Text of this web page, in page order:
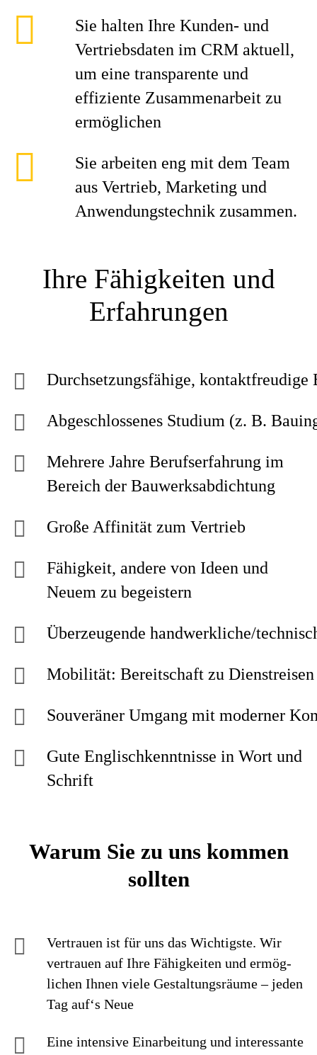
Sie halten Ihre Kunden- und
Vertriebsdaten im CRM aktuell,
um eine transparente und
effiziente Zusammenarbeit zu
ermöglichen
Sie arbeiten eng mit dem Team
aus Vertrieb, Marketing und
Anwendungstechnik zusammen.
Ihre Fähigkeiten und
Erfahrungen
Durchsetzungsfähige, kontaktfreudige
Abgeschlossenes Studium (z. B.
Mehrere Jahre Berufserfahrung im
Bereich der Bauwerksabdichtung
Große Affinität zum Vertrieb
Fähigkeit, andere von Ideen und
Neuem zu begeistern
Überzeugende handwerkliche/
Mobilität: Bereitschaft zu Dienstreisen
Souveräner Umgang mit moderner
Gute Englischkenntnisse in Wort und
Schrift
Warum Sie zu uns kommen
sollten
Vertrauen ist für uns das Wichtigste. Wir
vertrauen auf Ihre Fähig­keiten und ermög­
lichen Ihnen viele Gestaltungs­räume – jeden
Tag auf‘s Neue
Eine intensive Einarbei­tung und interes­sante